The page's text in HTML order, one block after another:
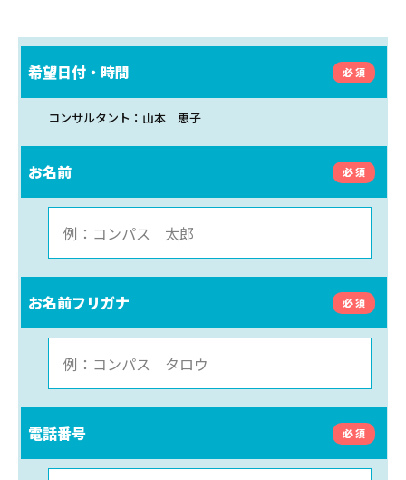
希望日付・時間
コンサルタント：山本 恵子
お名前
お名前フリガナ
電話番号